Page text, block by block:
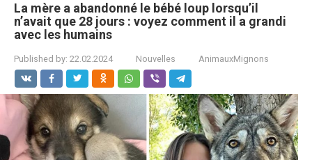
La mère a abandonné le bébé loup lorsqu’il
n’avait que 28 jours : voyez comment il a grandi
avec les humains
Published by: 22.02.2024 Nouvelles AnimauxMignons